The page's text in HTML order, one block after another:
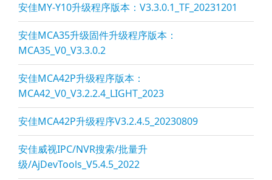
安佳MY-Y10升级程序版本：V3.3.0.1_TF_20231201
安佳MCA35升级固件升级程序版本：
MCA35_V0_V3.3.0.2
安佳MCA42P升级程序版本：
MCA42_V0_V3.2.2.4_LIGHT_2023
安佳MCA42P升级程序V3.2.4.5_20230809
安佳威视IPC/NVR搜索/批量升
级/AjDevTools_V5.4.5_2022